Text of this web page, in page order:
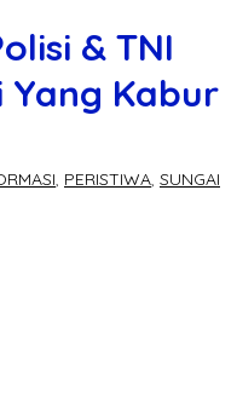
& TNI
Yang Kabur
, PERISTIWA, SUNGAI